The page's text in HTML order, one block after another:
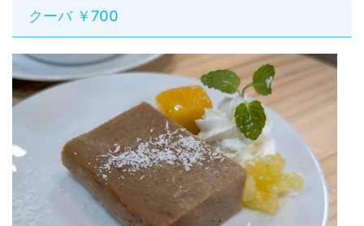
クーバ ￥700